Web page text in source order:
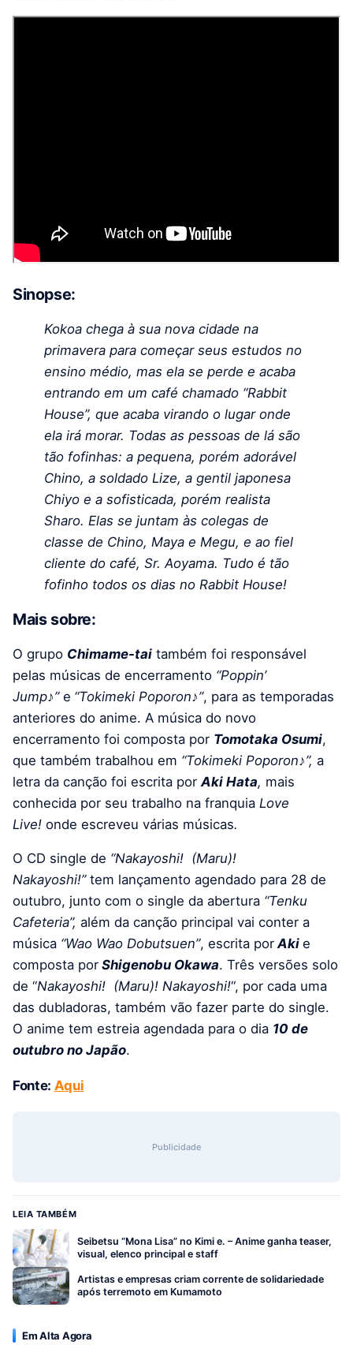
Sinopse:
Kokoa chega à sua nova cidade na
primavera para começar seus estudos no
ensino médio, mas ela se perde e acaba
entrando em um café chamado “Rabbit
House”, que acaba virando o lugar onde
ela irá morar. Todas as pessoas de lá são
tão fofinhas: a pequena, porém adorável
Chino, a soldado Lize, a gentil japonesa
Chiyo e a sofisticada, porém realista
Sharo. Elas se juntam às colegas de
classe de Chino, Maya e Megu, e ao fiel
cliente do café, Sr. Aoyama. Tudo é tão
fofinho todos os dias no Rabbit House!
Mais sobre:
O grupo Chimame-tai também foi responsável
pelas músicas de encerramento “Poppin’
Jump♪” e “Tokimeki Poporon♪”, para as temporadas
anteriores do anime. A música do novo
encerramento foi composta por Tomotaka Osumi,
que também trabalhou em “Tokimeki Poporon♪”, a
letra da canção foi escrita por Aki Hata, mais
conhecida por seu trabalho na franquia Love
Live! onde escreveu várias músicas.
O CD single de “Nakayoshi! (Maru)!
Nakayoshi!” tem lançamento agendado para 28 de
outubro, junto com o single da abertura “Tenku
Cafeteria”, além da canção principal vai conter a
música “Wao Wao Dobutsuen”, escrita por Aki e
composta por Shigenobu Okawa. Três versões solo
de “Nakayoshi! (Maru)! Nakayoshi!“, por cada uma
das dubladoras, também vão fazer parte do single.
O anime tem estreia agendada para o dia 10 de
outubro no Japão.
Fonte: Aqui
Publicidade
LEIA TAMBÉM
Seibetsu “Mona Lisa” no Kimi e. – Anime ganha teaser,
visual, elenco principal e staff
Artistas e empresas criam corrente de solidariedade
após terremoto em Kumamoto
Em Alta Agora